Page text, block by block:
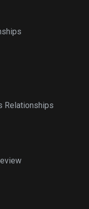
Relationships